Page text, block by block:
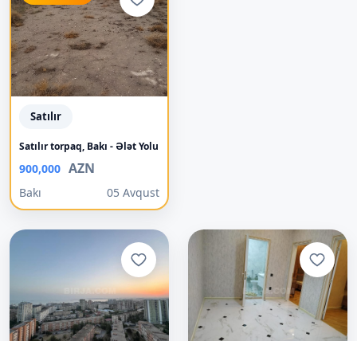
Satılır
Satılır torpaq, Bakı - Ələt Yolu
900,000 AZN
Bakı 05 Avqust